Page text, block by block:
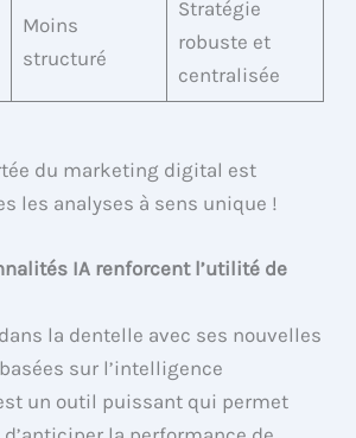
Moins
structuré
Stratégie
robuste et
centralisée
du marketing digital est
les analyses à sens unique !
IA renforcent l’utilité de
la dentelle avec ses nouvelles
sur l’intelligence
un outil puissant qui permet